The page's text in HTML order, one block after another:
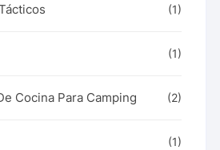
(1)
(1)
Cocina Para Camping (2)
(1)